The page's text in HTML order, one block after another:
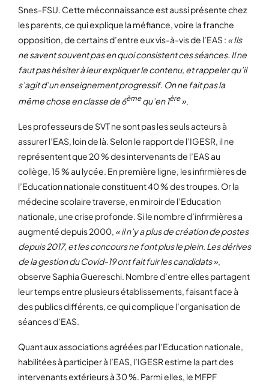
Snes-FSU. Cette méconnaissance est aussi présente chez
les parents, ce qui explique la méfiance, voire la franche
opposition, de certains d’entre eux vis-à-vis de l’EAS : « Ils
ne savent souvent pas en quoi consistent ces séances. Il ne
faut pas hésiter à leur expliquer le contenu, et rappeler qu’il
s’agit d’un enseignement progressif. On ne fait pas la
même chose en classe de 6èmequ’en 1ère»
Les professeurs de SVT ne sont pas les seuls acteurs à
assurer l’EAS, loin de là. Selon le rapport de l’IGESR, il ne
représentent que 20 % des intervenants de l’EAS au
collège, 15 % au lycée. En première ligne, les infirmières de
l’Education nationale constituent 40 % des troupes. Or la
médecine scolaire traverse, en miroir de l’Education
nationale, une crise profonde. Si le nombre d’infirmières a
augmenté depuis 2000, « il n’y a plus de création de postes
depuis 2017, et les concours ne font plus le plein. Les dérives
de la gestion du Covid-19 ont fait fuir les candidats »,
observe Saphia Guereschi. Nombre d’entre elles partagent
leur temps entre plusieurs établissements, faisant face à
des publics différents, ce qui complique l’organisation de
séances d’EAS.
Quant aux associations agréées par l’Education nationale,
habilitées à participer à l’EAS, l’IGESR estime la part des
intervenants extérieurs à 30 %. Parmi elles, le MFPF